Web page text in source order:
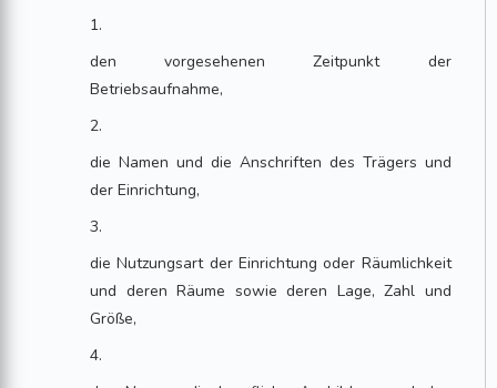
1.
den vorgesehenen Zeitpunkt der
Betriebsaufnahme,
2.
die Namen und die Anschriften des Trägers und
der Einrichtung,
3.
die Nutzungsart der Einrichtung oder Räumlichkeit
und deren Räume sowie deren Lage, Zahl und
Größe,
4.